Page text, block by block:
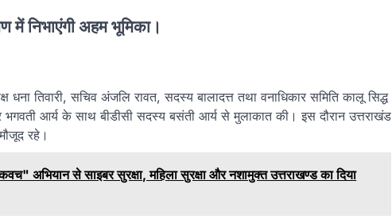
में निभाएंगी अहम भूमिका।
धना तिवारी, सचिव अंजलि रावत, सदस्य बालादत्त तथा वनाधिकार समिति कालू सिद्ध
आर्य के साथ बीडीसी सदस्य बसंती आर्य से मुलाकात की। इस दौरान उत्तराखंड
रहे।
अभियान से साइबर सुरक्षा, महिला सुरक्षा और नशामुक्त उत्तराखण्ड का दिया